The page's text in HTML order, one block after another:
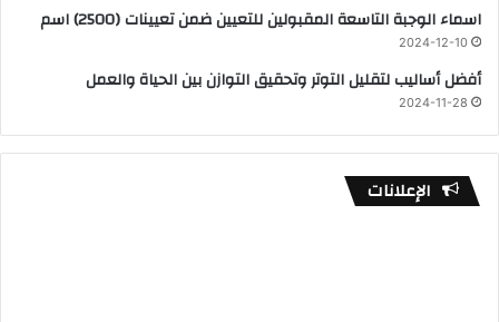
اسماء الوجبة التاسعة المقبولين للتعيين ضمن تعيينات (2500) اسم
2024-12-10
أفضل أساليب لتقليل التوتر وتحقيق التوازن بين الحياة والعمل
2024-11-28
الإعلانات